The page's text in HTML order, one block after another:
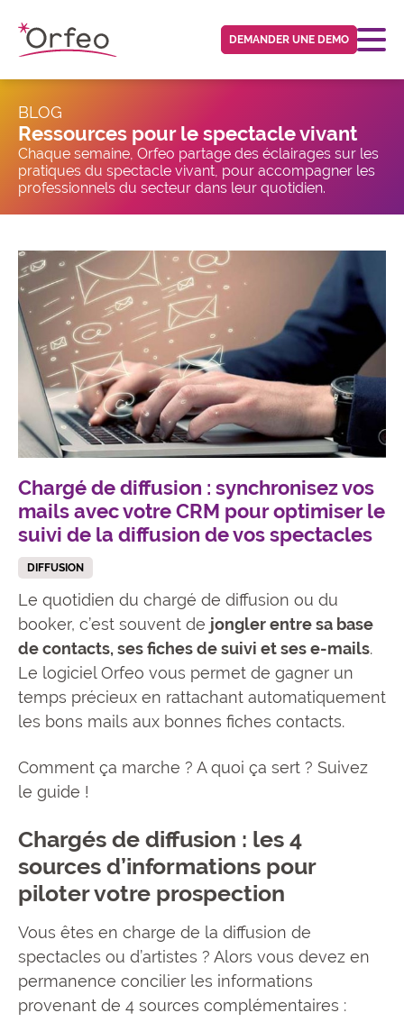
DEMANDER UNE DEMO
BLOG
Ressources pour le spectacle vivant
Chaque semaine, Orfeo partage des éclairages sur les
pratiques du spectacle vivant, pour accompagner les
professionnels du secteur dans leur quotidien.
Chargé de diffusion : synchronisez vos
mails avec votre CRM pour optimiser le
suivi de la diffusion de vos spectacles
DIFFUSION
Le quotidien du chargé de diffusion ou du
booker, c’est souvent de jongler entre sa base
de contacts, ses fiches de suivi et ses e-mails.
Le logiciel Orfeo vous permet de gagner un
temps précieux en rattachant automatiquement
les bons mails aux bonnes fiches contacts.
Comment ça marche ? A quoi ça sert ? Suivez
le guide !
Chargés de diffusion : les 4
sources d’informations pour
piloter votre prospection
Vous êtes en charge de la diffusion de
spectacles ou d’artistes ? Alors vous devez en
permanence concilier les informations
provenant de 4 sources complémentaires :